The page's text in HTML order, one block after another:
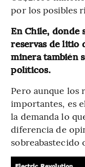
por los posibles
En Chile, donde
reservas de litio
minera también
políticos.
Pero aunque los
importantes, es
la demanda lo
diferencia de
sobreabastecido